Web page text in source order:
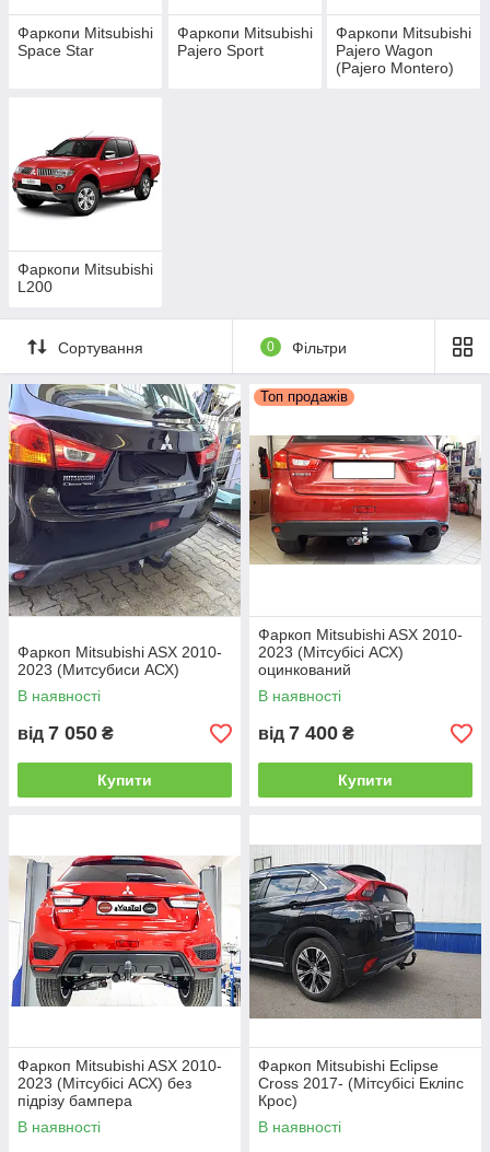
Фаркопи Mitsubishi
Space Star
Фаркопи Mitsubishi
Pajero Sport
Фаркопи Mitsubishi
Pajero Wagon
(Pajero Montero)
Фаркопи Mitsubishi
L200
Сортування 0 Фільтри
Фаркоп Mitsubishi ASX 2010-
2023 (Митсубиси АСХ)
В наявності
від 7 050 ₴
Купити
Топ продажів
Фаркоп Mitsubishi ASX 2010-
2023 (Мітсубісі АСХ)
оцинкований
В наявності
від 7 400 ₴
Купити
Фаркоп Mitsubishi ASX 2010-
2023 (Мітсубісі АСХ) без
підрізу бампера
В наявності
Фаркоп Mitsubishi Eclipse
Cross 2017- (Мітсубісі Екліпс
Крос)
В наявності